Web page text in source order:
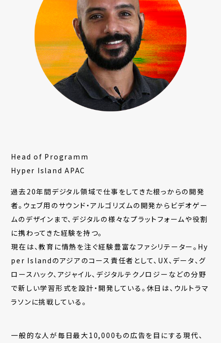
Head of Programm
Hyper Island APAC
過去20年間デジタル領域で仕事をしてきた根っからの開発
者。ウェブ用のサウンド・アルゴリズムの開発からビデオゲー
ムのデザインまで、デジタルの様々なプラットフォームや役割
に携わってきた経験を持つ。
現在は、教育に情熱を注ぐ経験豊富なファシリテーター。Hy
per Islandのアジアのコース責任者として、UX、データ、グ
ロースハック、アジャイル、デジタルテクノロジーなどの分野
で新しい学習形式を設計・開発している。休日は、ウルトラマ
ラソンに挑戦している。
一般的な人が毎日最大10,000もの広告を目にする現代、